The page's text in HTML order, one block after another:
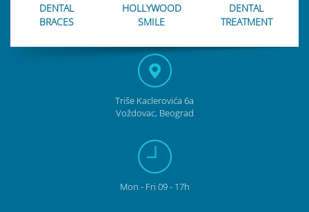
DENTAL
BRACES
HOLLYWOOD
SMILE
DENTAL
TREATMENT
Triše Kaclerovića 6a
Voždovac, Beograd
Mon - Fri 09 - 17h